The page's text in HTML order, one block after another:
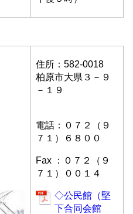
住所：582-0018
柏原市大県３－９
－１９
電話：０７２（９
７１）６８００
Fax ：０７２（９
７１）００１４
◇公民館（堅
下合同会館